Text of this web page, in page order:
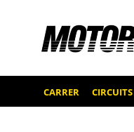
CARRER CIRCUITS